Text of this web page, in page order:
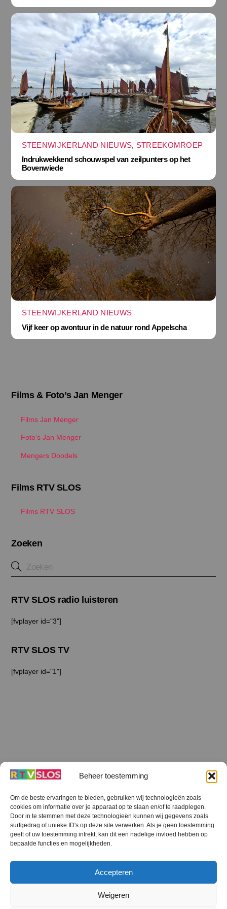
Beheer toestemming
Om de beste ervaringen te bieden, gebruiken wij technologieën zoals
cookies om informatie over je apparaat op te slaan en/of te raadplegen.
Door in te stemmen met deze technologieën kunnen wij gegevens zoals
surfgedrag of unieke ID's op deze site verwerken. Als je geen toestemming
geeft of uw toestemming intrekt, kan dit een nadelige invloed hebben op
bepaalde functies en mogelijkheden.
Accepteren
Weigeren
STEENWIJKERLAND NIEUWS, STREEKOMROEP
Indrukwekkend schouwspel van zeilpunters op het
Bovenwiede
STEENWIJKERLAND NIEUWS
Vijf keer op avontuur in de natuur rond Appelscha
Films & Foto’s Jan Menger
Films Jan Menger
Foto’s Jan Menger
Mengers Doodels
Films RTV SLOS
Films RTV SLOS
Zoeken
RTV SLOS radio luisteren
[fvplayer id="3"]
RTV SLOS TV
[fvplayer id="1"]
Terug
naar
boven
RTV SLOS
RTV SLOS ANBI